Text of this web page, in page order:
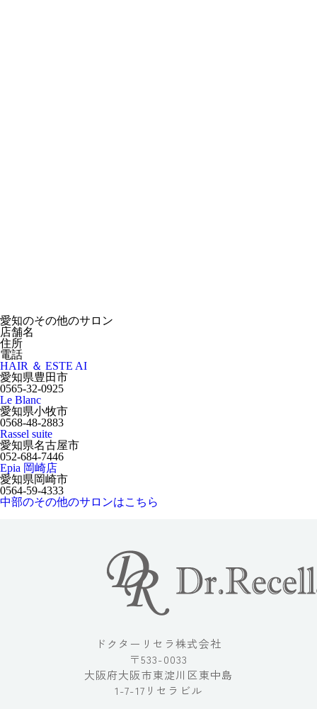
愛知のその他のサロン
店舗名
住所
電話
HAIR ＆ ESTE AI
愛知県豊田市
0565-32-0925
Le Blanc
愛知県小牧市
0568-48-2883
Rassel suite
愛知県名古屋市
052-684-7446
Epia 岡崎店
愛知県岡崎市
0564-59-4333
中部のその他のサロンはこちら
ドクターリセラ株式会社
〒533-0033
大阪府大阪市東淀川区東中島
1-7-17リセラビル